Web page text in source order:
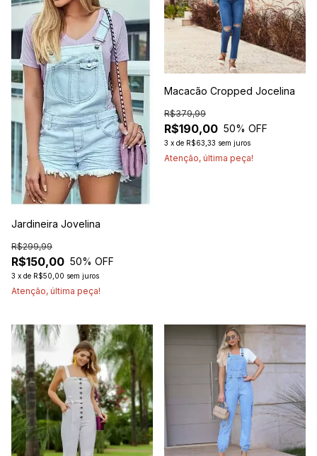
Jardineira Jovelina
R$150,00
R$299,99
50% OFF
3 x de R$50,00 sem juros
Atenção, última peça!
Macacão Cropped Jocelina
R$190,00
R$379,99
50% OFF
3 x de R$63,33 sem juros
Atenção, última peça!